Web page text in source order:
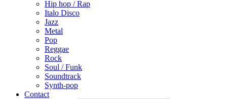
Hip hop / Rap
Italo Disco
Jazz
Metal
Pop
Reggae
Rock
Soul / Funk
Soundtrack
Synth-pop
Contact